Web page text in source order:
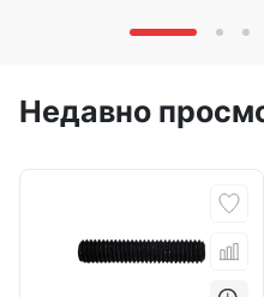
Недавно